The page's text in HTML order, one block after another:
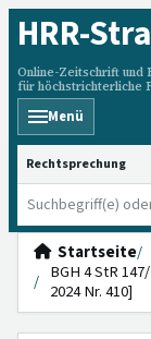
HRR-
Online-Zeitschrift und
für höchstrichterliche
Menü
HRRS durchsuchen
Startseite
BGH 4 StR
2024 Nr. 410]